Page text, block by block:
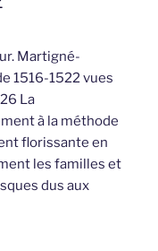
Martigné-
1516-1522 vues
La
à la méthode
florissante en
les familles et
dus aux